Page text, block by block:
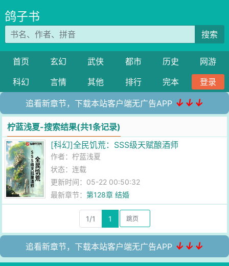
鸽子书
搜索
首页 玄幻 武侠 都市 历史
网游
科幻
言情 其他 排行 完本 登录
追看新章节，下载本站客户端无广告APP ↓↓↓
柠蓝浅夏-搜索结果(共1条记录)
[科幻]全民饥荒：SSS级天赋酿酒师
作者：柠蓝浅夏
状态：连载
更新时间：05-22 00:50:32
最新章节：第128章 结婚
1/1 1
追看新章节，下载本站客户端无广告APP ↓↓↓